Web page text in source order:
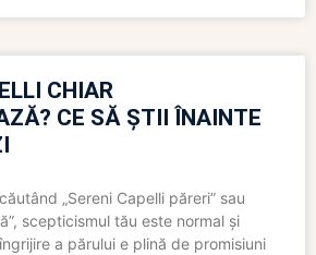
CHIAR
CE SĂ ȘTII ÎNAINTE
„Sereni Capelli păreri” sau
scepticismul tău este normal și
a părului e plină de promisiuni